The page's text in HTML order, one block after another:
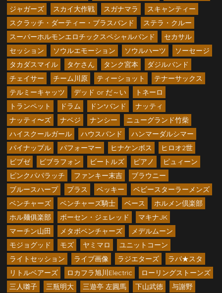
ジャガーズ
スカイ大作戦 スガナマラ
スキャンティー
スクラッチ・ダーティー・ブラスバンド
ステラ・クルー
スーパーホルモンエロチックスペシャルバンド
セカサル
セッション
ソウルエモーション ソウルハーツ
ソーセージ
タカダスマイル
タケさん タンク宮本
ダジルバンド
チェイサー
チーム川原 ティーショット
テナーサックス
テルミーキャッツ
デッド or だ～い
トネーロ
トランペット
ドラム ドン*バンド
ナッティ
ナッティ〜ズ
ナベジ ナンシー
ニューグランド竹柴
ハイスクールガール
ハウスバンド
ハンマーダルシマー
パイナップル
パフォーマー ヒナケンボス
ヒロオ2世
ビブゼ
ビブラフォン ビートルズ ピアノ
ピュィーン
ピンクパパラッチ
ファンキー末吉
ブラウニー
ブルースハープ
プラス ベッキー
ベビースターラーメンズ
ベンチャーズ
ベンチャーズ騎士 ベース
ホルメン倶楽部
ホル麺俱楽部
ボーセン・ジェレッド
マキナJK
マーチン山田
メタボベンチャーズ
メデルムーン
モジョグッド
モズ ヤミマロ
ユニットコーン
ライトセッション
ライブ画像 ラジエターズ
ラバ★スタ
リトルベアーズ
ロカフラ旭川Electric
ローリングストーンズ
三人囃子
三瓶明大 三遊亭 左圓馬 下山武徳
与謝野